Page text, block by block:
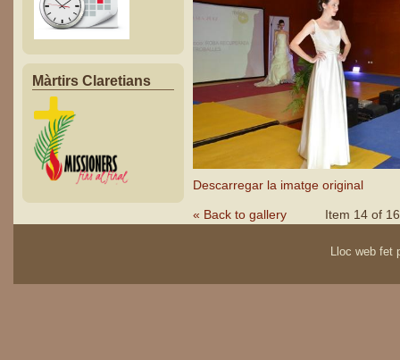
Màrtirs Claretians
Descarregar la imatge original
« Back to gallery Item 14 of 16
Lloc web fet